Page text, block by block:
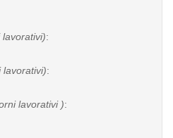
:
lavorativi):
lavorativi ):